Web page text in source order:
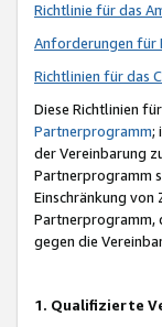
Richtlinie für das
Anforderungen für
Richtlinien für das
Diese Richtlinien
Partnerprogramm;
der Vereinbarung
Partnerprogramm
Einschränkung
Partnerprogramm,
gegen die
1. Qualifizierte